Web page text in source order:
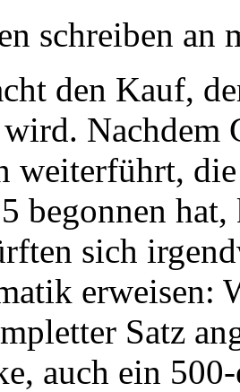
schreiben
den Kauf,
Nachdem
weiterführt,
begonnen
sich
erweisen:
Satz
auch ein